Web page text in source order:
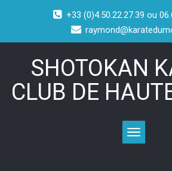
+33 (0)4.50.22.27.39 ou
SHOTOKAN
CLUB DE
Toggle